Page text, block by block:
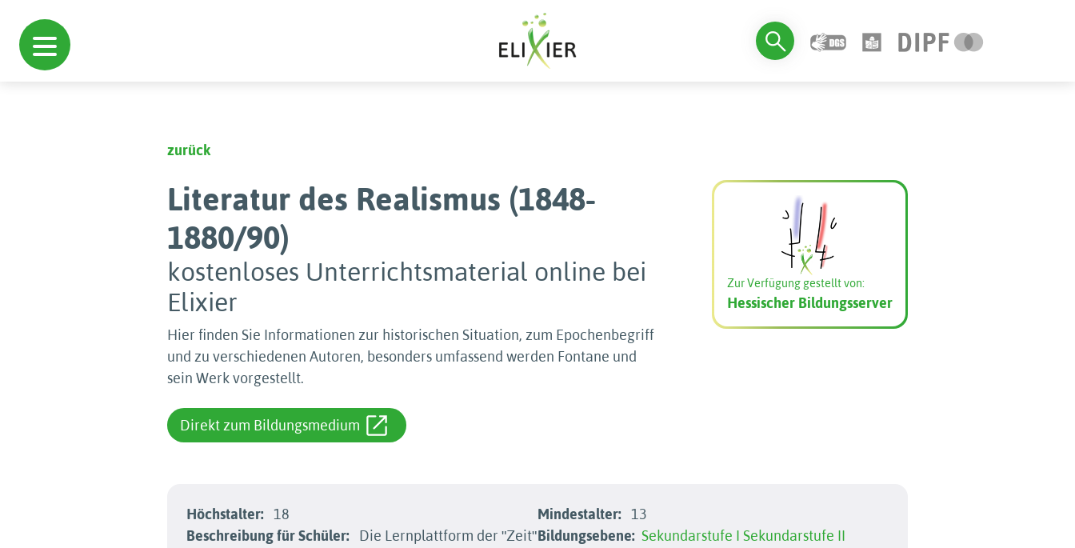
zurück
Literatur des Realismus (1848-
1880/90)
kostenloses Unterrichtsmaterial online bei
Elixier
Hier finden Sie Informationen zur historischen Situation, zum Epochenbegriff
und zu verschiedenen Autoren, besonders umfassend werden Fontane und
sein Werk vorgestellt.
Direkt zum Bildungsmedium
Zur Verfügung gestellt von:
Hessischer Bildungsserver
Höchstalter:
18
Beschreibung für Schüler:
Die Lernplattform der ʺZeitʺ
Mindestalter:
13
Bildungsebene: Sekundarstufe I Sekundarstufe II